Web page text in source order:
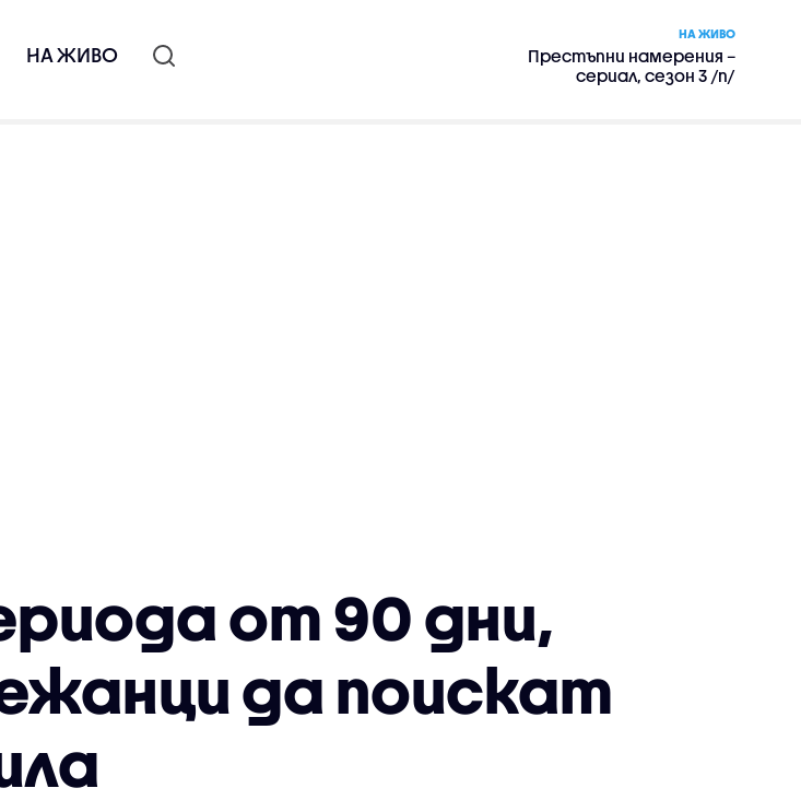
НА ЖИВО
НА ЖИВО
Престъпни намерения –
сериал, сезон 3 /п/
от 90 дни,
да поискат